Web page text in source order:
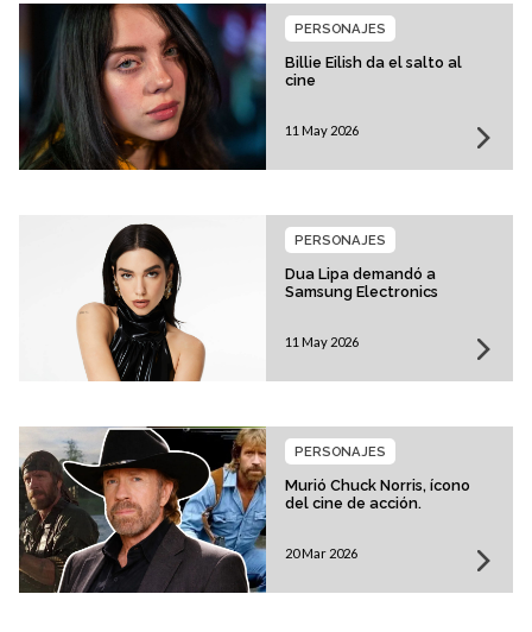
Billie Eilish da el salto al
cine
PERSONAJES
11 May 2026
Dua Lipa demandó a
Samsung Electronics
PERSONAJES
11 May 2026
Murió Chuck Norris, ícono
del cine de acción.
PERSONAJES
20 Mar 2026